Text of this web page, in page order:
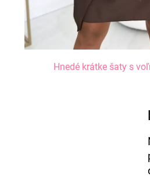
Hnedé krátke šaty s